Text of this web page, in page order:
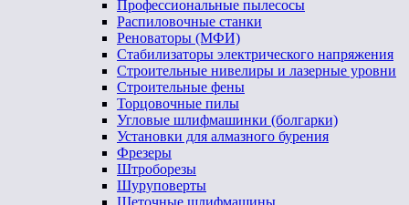
Профессиональные пылесосы
Распиловочные станки
Реноваторы (МФИ)
Стабилизаторы электрического напряжения
Строительные нивелиры и лазерные уровни
Строительные фены
Торцовочные пилы
Угловые шлифмашинки (болгарки)
Установки для алмазного бурения
Фрезеры
Штроборезы
Шуруповерты
Щеточные шлифмашины